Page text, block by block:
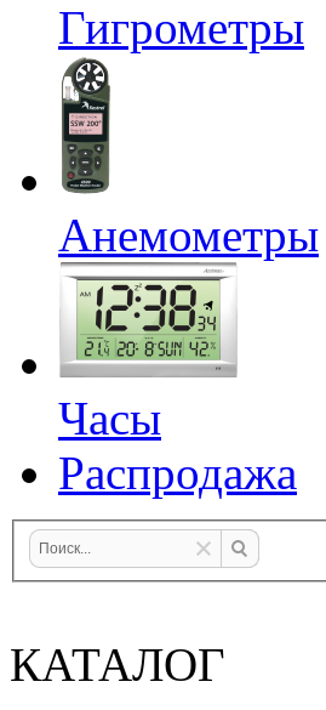
Гигрометры
Анемометры
Часы
Распродажа
КАТАЛОГ